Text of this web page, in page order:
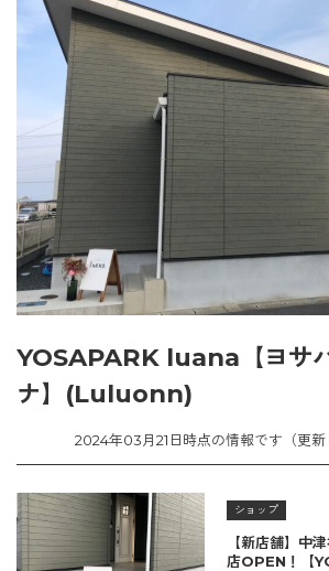
YOSAPARK luana【ヨサ
ナ】(Luluonn)
2024年03月21日時点の情報です（更新
ショップ
【新店舗】中
店OPEN！【